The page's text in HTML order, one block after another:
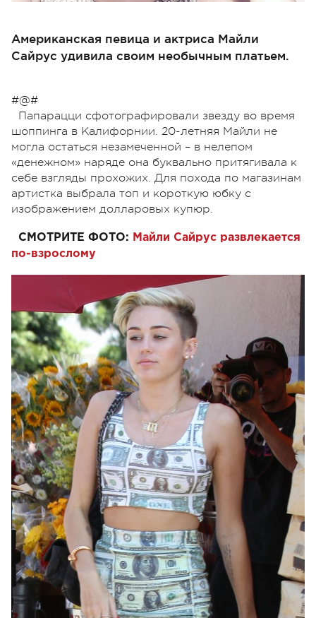
Американская певица и актриса Майли
Сайрус удивила своим необычным платьем.
#@#
Папарацци сфотографировали звезду во время
шоппинга в Калифорнии. 20-летняя Майли не
могла остаться незамеченной – в нелепом
«денежном» наряде она буквально притягивала к
себе взгляды прохожих. Для похода по магазинам
артистка выбрала топ и короткую юбку с
изображением долларовых купюр.
СМОТРИТЕ ФОТО: Майли Сайрус развлекается
по-взрослому